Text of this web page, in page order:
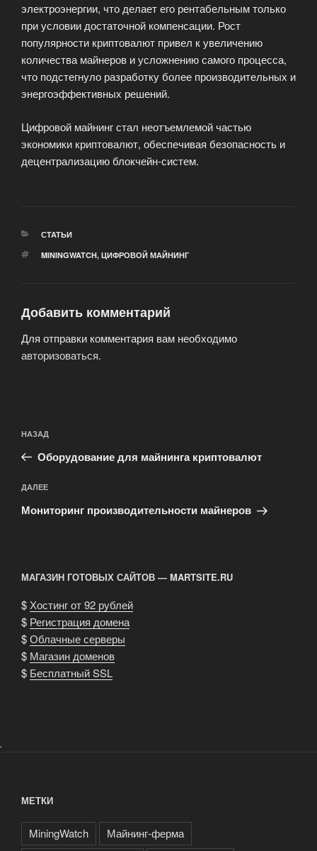
электроэнергии, что делает его рентабельным только
при условии достаточной компенсации. Рост
популярности криптовалют привел к увеличению
количества майнеров и усложнению самого процесса,
что подстегнуло разработку более производительных и
энергоэффективных решений.
Цифровой майнинг стал неотъемлемой частью
экономики криптовалют, обеспечивая безопасность и
децентрализацию блокчейн-систем.
РУБРИКИ
СТАТЬИ
МЕТКИ
MININGWATCH, ЦИФРОВОЙ МАЙНИНГ
Добавить комментарий
Для отправки комментария вам необходимо
авторизоваться.
по
записям
Предыдущая
запись:
НАЗАД
Оборудование для майнинга криптовалют
Следующая
запись
ДАЛЕЕ
Мониторинг производительности майнеров
МАГАЗИН ГОТОВЫХ САЙТОВ — MARTSITE.RU
$ Хостинг от 92 рублей
$ Регистрация домена
$Облачные серверы
$ Магазин доменов
$ Бесплатный SSL
.
МЕТКИ
MiningWatch
Майнинг-ферма